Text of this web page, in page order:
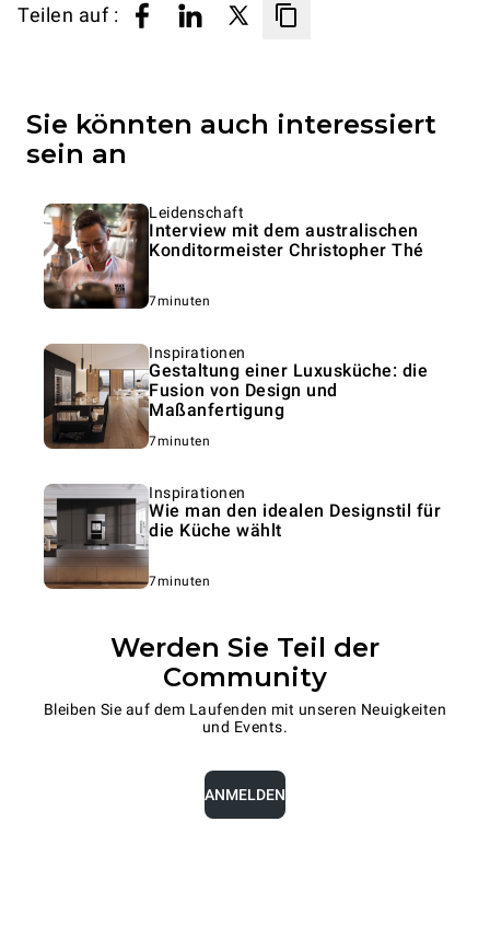
Teilen auf :
Sie könnten auch interessiert
sein an
Leidenschaft
Interview mit dem australischen
Konditormeister Christopher Thé
7minuten
Inspirationen
Gestaltung einer Luxusküche: die
Fusion von Design und
Maßanfertigung
7minuten
Inspirationen
Wie man den idealen Designstil für
die Küche wählt
7minuten
Werden Sie Teil der
Community
Bleiben Sie auf dem Laufenden mit unseren Neuigkeiten
und Events.
ANMELDEN